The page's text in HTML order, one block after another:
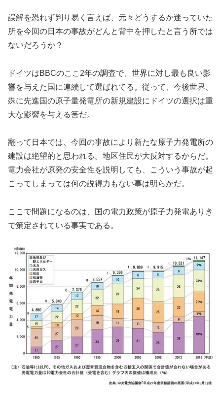
誤解を恐れず判り易く言えば、元々どうするか迷っていた
所を今回の日本の事故がどんと背中を押したと言う所では
ないだろうか？
ドイツはBBCのここ2年の調査で、世界に対し最も良い影
響を与えた国に連続して選ばれてる。従って、今後世界、
殊に先進国の原子量発電所の新規建設にドイツの選択は重
大な影響を与える筈だ。
翻って日本では、今回の事故により新たな原子力発電所の
建設は絶望的と思われる。地区住民が大反対するからだ。
電力会社が原発の安全性を説明しても、こういう事故が起
こってしまっては何の説得力もない事は明らかだ。
ここで問題になるのは、国の電力政策が原子力発電ありき
で策定されている事実である。